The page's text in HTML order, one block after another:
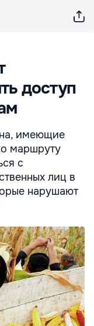
доступ
имеющие
маршруту
с
лиц в
нарушают